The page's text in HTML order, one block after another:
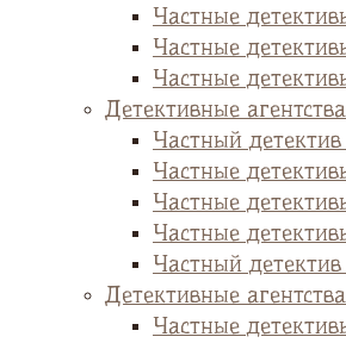
Частные
Частные
Частные
Детективные
Частный
Частные
Частные
Частные
Частный
Детективные
Частные